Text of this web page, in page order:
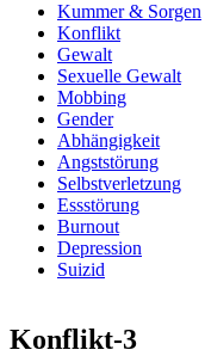
Kummer & Sorgen
Konflikt
Gewalt
Sexuelle Gewalt
Mobbing
Gender
Abhängigkeit
Angststörung
Selbstverletzung
Essstörung
Burnout
Depression
Suizid
Konflikt-3